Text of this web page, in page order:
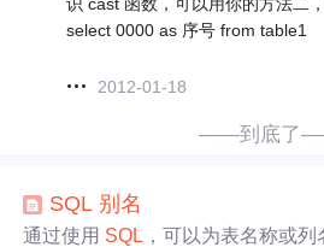
select 0000 as 序号 from table1
2012-01-18
——到底了
SQL 别名
通过使用 SQL ，可以为表名称或列